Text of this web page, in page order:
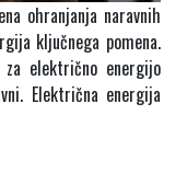
ohranjanja naravnih
ključnega pomena.
električno energijo
Električna energija